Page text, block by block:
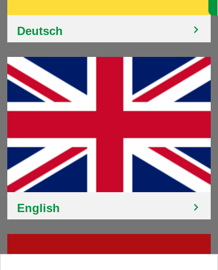
Deutsch
English